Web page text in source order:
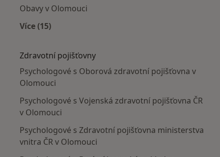
Obavy v Olomouci
Více (15)
Zdravotní pojišťovny
Psychologové s Oborová zdravotní pojišťovna v
Olomouci
Psychologové s Vojenská zdravotní pojišťovna ČR
v Olomouci
Psychologové s Zdravotní pojišťovna ministerstva
vnitra ČR v Olomouci